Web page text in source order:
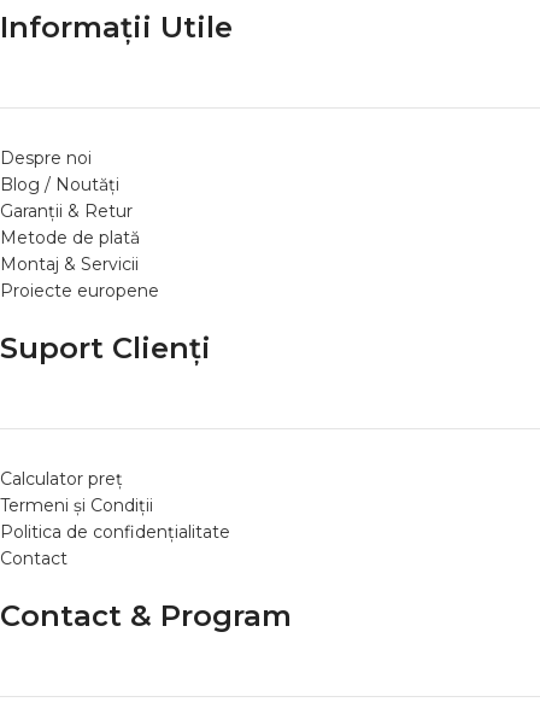
Informații Utile
Despre noi
Blog / Noutăți
Garanții & Retur
Metode de plată
Montaj & Servicii
Proiecte europene
Suport Clienți
Calculator preț
Termeni și Condiții
Politica de confidențialitate
Contact
Contact & Program